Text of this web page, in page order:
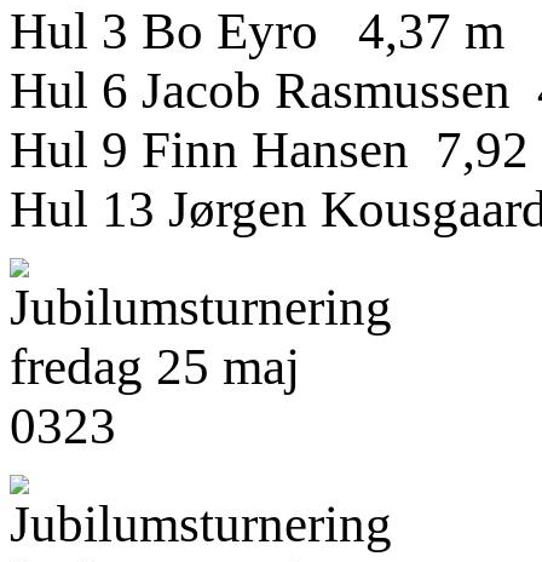
Hul 3 Bo Eyro 4,37 m
Hul 6 Jacob Rasmussen
Hul 9 Finn Hansen 7,92
Hul 13 Jørgen